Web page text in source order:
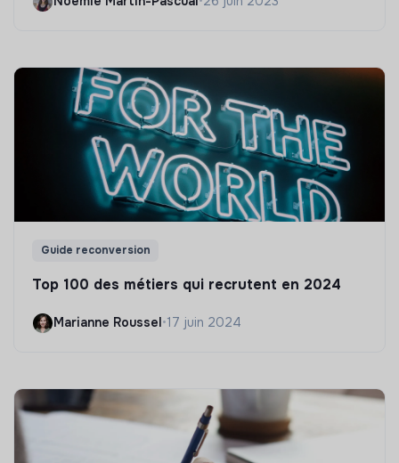
Guide reconversion
Top 100 des métiers qui recrutent en 2024
Marianne Roussel•17 juin 2024